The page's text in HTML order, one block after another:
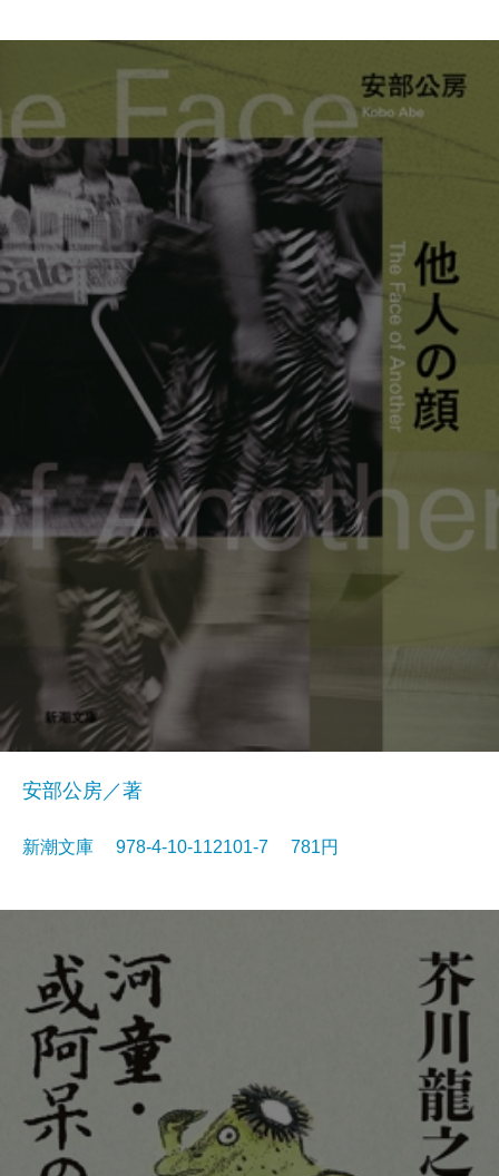
安部公房／著
新潮文庫 978-4-10-112101-7 781円